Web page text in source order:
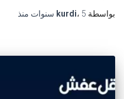
بواسطة
kurdi، 5 سنوات منذ